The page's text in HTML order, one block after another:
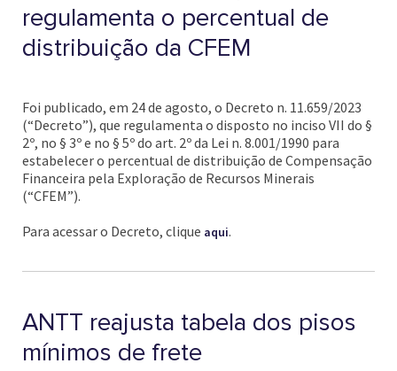
regulamenta o percentual de
distribuição da CFEM
Foi publicado, em 24 de agosto, o Decreto n. 11.659/2023
(“Decreto”), que regulamenta o disposto no inciso VII do §
2º, no § 3º e no § 5º do art. 2º da Lei n. 8.001/1990 para
estabelecer o percentual de distribuição de Compensação
Financeira pela Exploração de Recursos Minerais
(“CFEM”).
Para acessar o Decreto, clique aqui.
ANTT reajusta tabela dos pisos
mínimos de frete